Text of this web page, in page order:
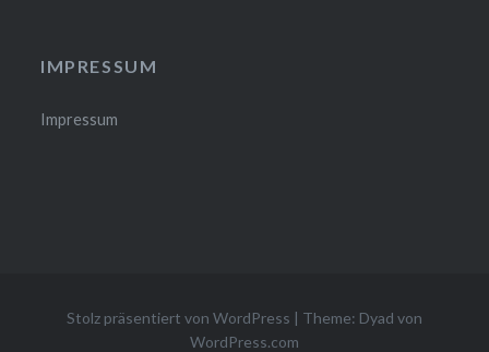
IMPRESSUM
Impressum
Stolz präsentiert von WordPress | Theme: Dyad von
WordPress.com